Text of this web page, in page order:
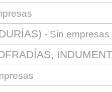
- Sin empresas